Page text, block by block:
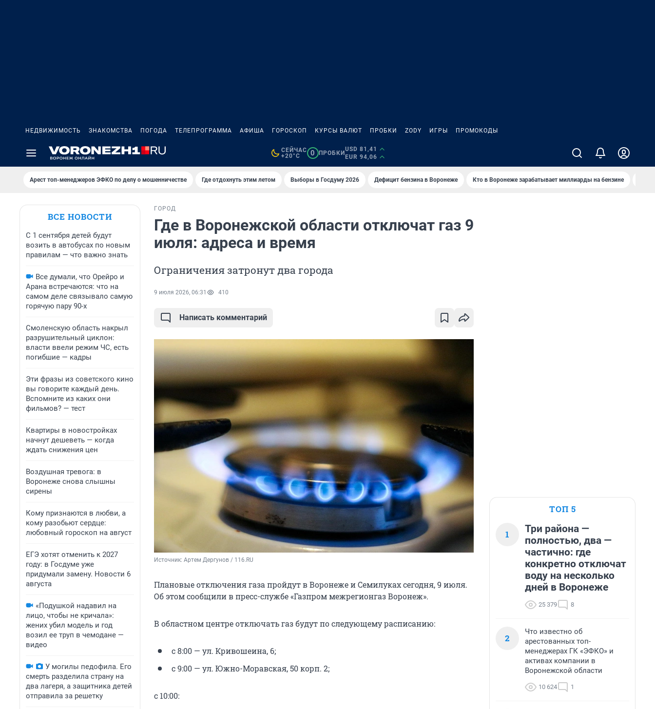
НЕДВИЖИМОСТЬ ЗНАКОМСТВА ПОГОДА ТЕЛЕПРОГРАММА АФИША ГОРОСКОП КУРСЫ ВАЛЮТ ПРОБКИ ZODY ИГРЫ ПРОМОКОДЫ
СЕЙЧАС
+20°C
0 ПРОБКИ
USD 81,41
EUR 94,06
Арест топ-менеджеров ЭФКО по делу о мошенничестве Где отдохнуть этим летом Выборы в Госдуму 2026 Дефицит бензина в Воронеже Кто в Воронеже зарабатывает миллиарды на бензине
ВСЕ НОВОСТИ
С 1 сентября детей будут
возить в автобусах по новым
правилам — что важно знать
Все думали, что Орейро и
Арана встречаются: что на
самом деле связывало самую
горячую пару 90-х
Смоленскую область накрыл
разрушительный циклон:
власти ввели режим ЧС, есть
погибшие — кадры
Эти фразы из советского кино
вы говорите каждый день.
Вспомните из каких они
фильмов? — тест
Квартиры в новостройках
начнут дешеветь — когда
ждать снижения цен
Воздушная тревога: в
Воронеже снова слышны
сирены
Кому признаются в любви, а
кому разобьют сердце:
любовный гороскоп на август
ЕГЭ хотят отменить к 2027
году: в Госдуме уже
придумали замену. Новости 6
августа
«Подушкой надавил на
лицо, чтобы не кричала»:
жених убил модель и год
возил ее труп в чемодане —
видео
У могилы педофила. Его
смерть разделила страну на
два лагеря, а защитника детей
отправила за решетку
ГОРОД
Где в Воронежской области отключат газ 9
июля: адреса и время
Ограничения затронут два города
9 июля 2026, 06:31 410
Написать комментарий
Источник: Артем Дергунов / 116.RU
Плановые отключения газа пройдут в Воронеже и Семилуках сегодня, 9 июля.
Об этом сообщили в пресс-службе «Газпром межрегионгаз Воронеж».
В областном центре отключать газ будут по следующему расписанию:
с 8:00 — ул. Кривошеина, 6;
с 9:00 — ул. Южно-Моравская, 50 корп. 2;
с 10:00:
ТОП 5
1
Три района —
полностью, два —
частично: где
конкретно отключат
воду на несколько
дней в Воронеже
25 379 8
2
Что известно об
арестованных топ-
менеджерах ГК «ЭФКО» и
активах компании в
Воронежской области
10 624 1